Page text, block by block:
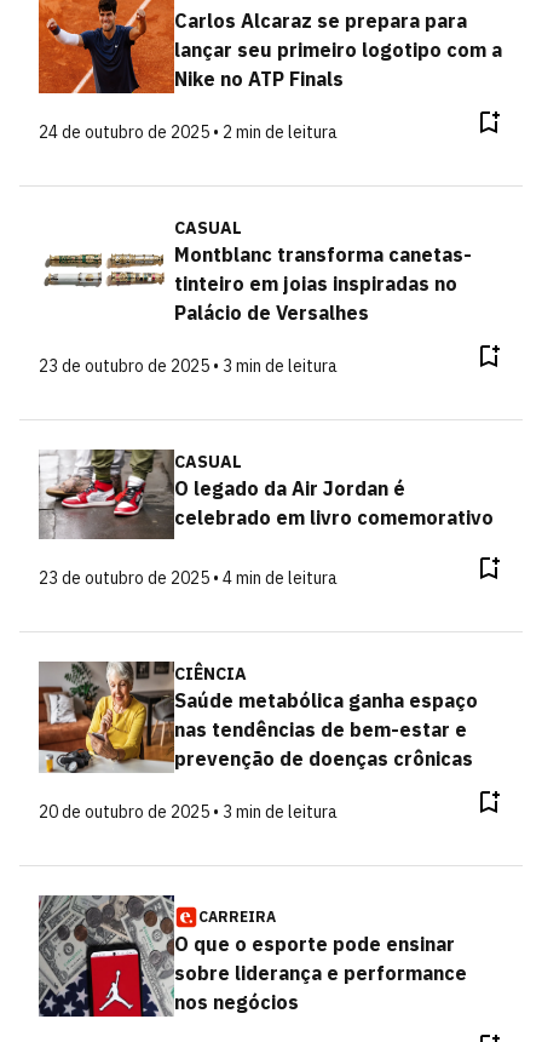
Carlos Alcaraz se prepara para
lançar seu primeiro logotipo com a
Nike no ATP Finals
24 de outubro de 2025 • 2 min de leitura
CASUAL
Montblanc transforma canetas-
tinteiro em joias inspiradas no
Palácio de Versalhes
23 de outubro de 2025 • 3 min de leitura
CASUAL
O legado da Air Jordan é
celebrado em livro comemorativo
23 de outubro de 2025 • 4 min de leitura
CIÊNCIA
Saúde metabólica ganha espaço
nas tendências de bem-estar e
prevenção de doenças crônicas
20 de outubro de 2025 • 3 min de leitura
CARREIRA
O que o esporte pode ensinar
sobre liderança e performance
nos negócios